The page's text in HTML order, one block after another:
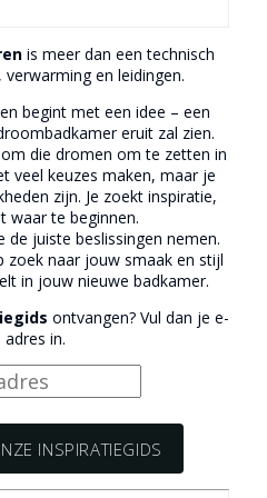
is meer dan een technisch
en leidingen.
begint met een idee – een
eruit zal zien.
die dromen om te zetten in
veel keuzes maken, maar je
zijn. Je zoekt inspiratie,
waar te beginnen.
de juiste beslissingen nemen.
zoek naar jouw smaak en stijl
in jouw nieuwe badkamer.
ontvangen? Vul dan je e-
adres in.